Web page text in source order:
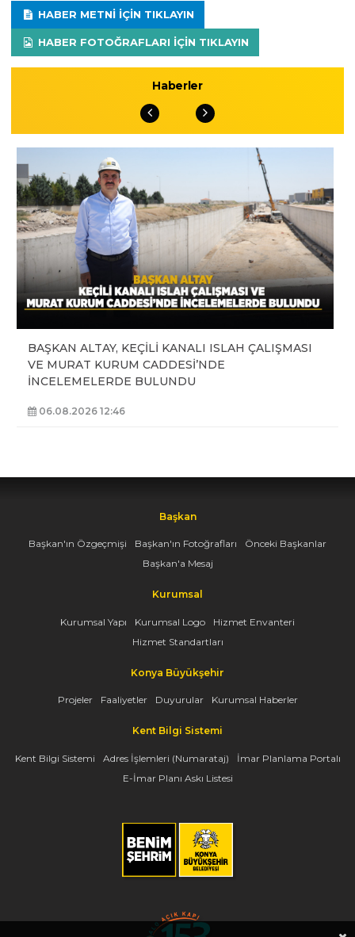
HABER METNI IÇIN TIKLAYIN
HABER FOTOĞRAFLARI IÇIN TIKLAYIN
Haberler
BAŞKAN ALTAY, KEÇİLİ KANALI ISLAH ÇALIŞMASI
VE MURAT KURUM CADDESİ’NDE
İNCELEMELERDE BULUNDU
06.08.2026 12:46
Başkan
Başkan'ın Özgeçmişi Başkan'ın Fotoğrafları
Önceki Başkanlar
Başkan'a Mesaj
Kurumsal
Kurumsal Yapı Kurumsal Logo
Hizmet Envanteri
Hizmet Standartları
Konya Büyükşehir
Projeler Faaliyetler Duyurular Kurumsal Haberler
Kent Bilgi Sistemi
Kent Bilgi Sistemi Adres İşlemleri (Numarataj)
İmar Planlama Portalı
E-İmar Planı Askı Listesi